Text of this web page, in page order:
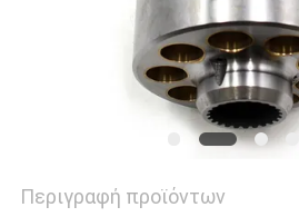
Περιγραφή προϊόντων